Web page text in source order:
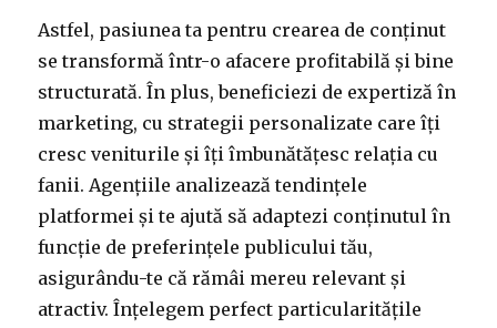
Astfel, pasiunea ta pentru crearea de conținut
se transformă într-o afacere profitabilă și bine
structurată. În plus, beneficiezi de expertiză în
marketing, cu strategii personalizate care îți
cresc veniturile și îți îmbunătățesc relația cu
fanii. Agențiile analizează tendințele
platformei și te ajută să adaptezi conținutul în
funcție de preferințele publicului tău,
asigurându-te că rămâi mereu relevant și
atractiv. Înțelegem perfect particularitățile